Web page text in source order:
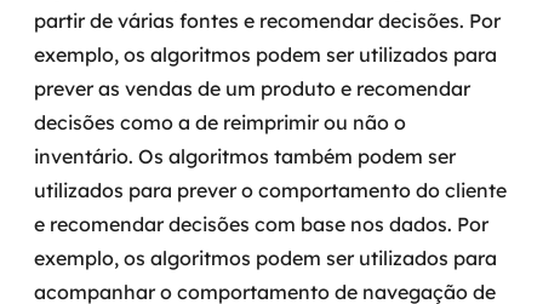
partir de várias fontes e recomendar decisões. Por
exemplo, os algoritmos podem ser utilizados para
prever as vendas de um produto e recomendar
decisões como a de reimprimir ou não o
inventário. Os algoritmos também podem ser
utilizados para prever o comportamento do cliente
e recomendar decisões com base nos dados. Por
exemplo, os algoritmos podem ser utilizados para
acompanhar o comportamento de navegação de